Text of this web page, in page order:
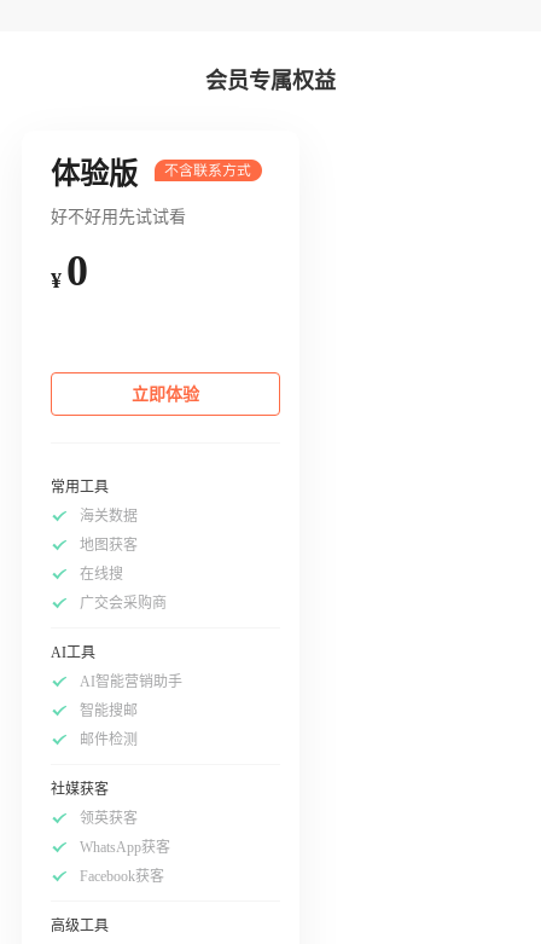
会员专属权益
体验版
好不好用先试试看
¥ 0
立即体验
常用工具
海关数据
地图获客
在线搜
广交会采购商
AI工具
AI智能营销助手
智能搜邮
邮件检测
社媒获客
领英获客
WhatsApp获客
Facebook获客
高级工具